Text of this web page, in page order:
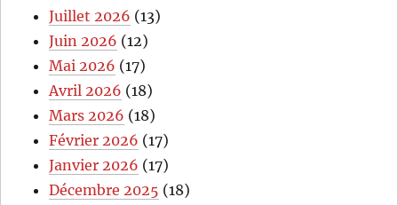
Juillet 2026 (13)
Juin 2026 (12)
Mai 2026 (17)
Avril 2026 (18)
Mars 2026 (18)
Février 2026 (17)
Janvier 2026 (17)
Décembre 2025 (18)